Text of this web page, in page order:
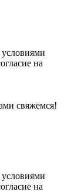
на
свяжемся!
на